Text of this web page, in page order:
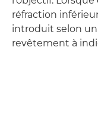
réfraction
introduit selon un
revêtement à